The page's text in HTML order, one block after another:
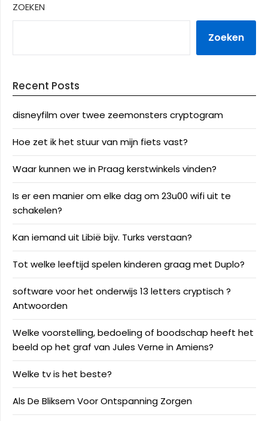
ZOEKEN
Zoeken
Recent Posts
disneyfilm over twee zeemonsters cryptogram
Hoe zet ik het stuur van mijn fiets vast?
Waar kunnen we in Praag kerstwinkels vinden?
Is er een manier om elke dag om 23u00 wifi uit te
schakelen?
Kan iemand uit Libië bijv. Turks verstaan?
Tot welke leeftijd spelen kinderen graag met Duplo?
software voor het onderwijs 13 letters cryptisch ?
Antwoorden
Welke voorstelling, bedoeling of boodschap heeft het
beeld op het graf van Jules Verne in Amiens?
Welke tv is het beste?
Als De Bliksem Voor Ontspanning Zorgen